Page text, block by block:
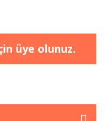
üye olunuz.